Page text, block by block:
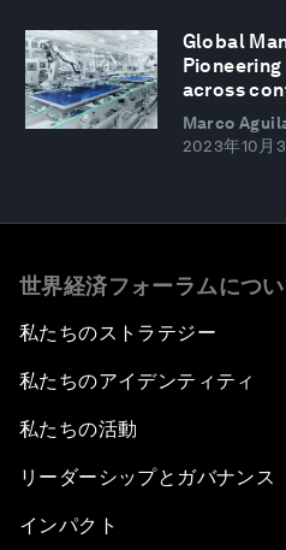
Global
across
Marco
2023年10月
世界経済フォーラムにつ
私たちのストラテジー
私たちのアイデンティティ
私たちの活動
リーダーシップとガバナンス
インパクト